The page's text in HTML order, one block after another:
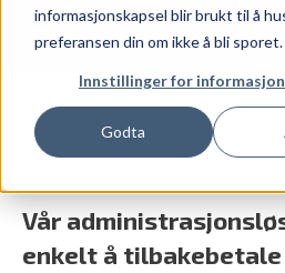
informasjonskapsel blir brukt til å
preferansen din om ikke å bli sporet.
Innstillinger for
Godta
Vår
enkelt å